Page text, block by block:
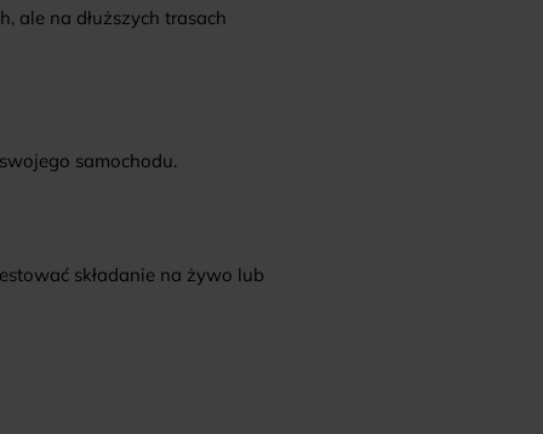
ale na dłuższych trasach
samochodu.
składanie na żywo lub